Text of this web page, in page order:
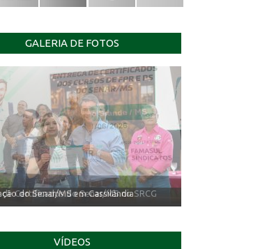
GALERIA DE FOTOS
Certificados do Senar/MS no SRCG
VÍDEOS